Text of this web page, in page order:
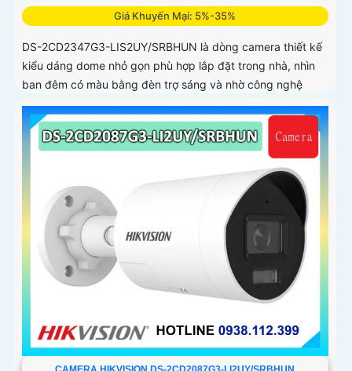
Giá Khuyến Mại: 5%-35%
DS-2CD2347G3-LIS2UY/SRBHUN là dòng camera thiết kế
kiểu dáng dome nhỏ gọn phù hợp lắp đặt trong nhà, nhìn
ban đêm có màu bằng đèn trợ sáng và nhờ công nghệ
ColorVU HikAI-ISP, có tính năng AI giúp nhận diện người và
phương tiện, tích hợp micro kép